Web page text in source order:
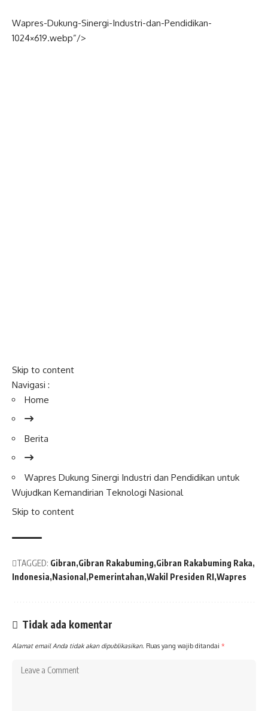
Wapres-Dukung-Sinergi-Industri-dan-Pendidikan-
1024×619.webp”/>
Skip to content
Navigasi :
Home
Berita
Wapres Dukung Sinergi Industri dan Pendidikan untuk
Wujudkan Kemandirian Teknologi Nasional
Skip to content
TAGGED: Gibran Gibran Rakabuming Gibran Rakabuming Raka
Indonesia Nasional Pemerintahan Wakil Presiden RI Wapres
Tidak ada komentar
Alamat email Anda tidak akan dipublikasikan. Ruas yang wajib ditandai *